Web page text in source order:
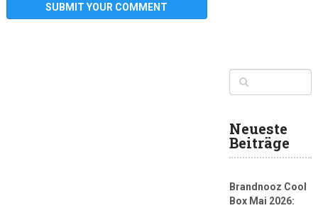
Neueste
Beiträge
Brandnooz Cool
Box Mai 2026: